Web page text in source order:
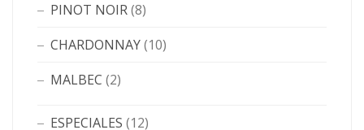
PINOT NOIR(8)
CHARDONNAY(10)
MALBEC (2)
ESPECIALES (12)